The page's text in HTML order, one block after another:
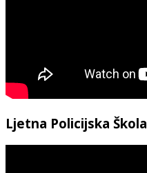
Ljetna Policijska Škola